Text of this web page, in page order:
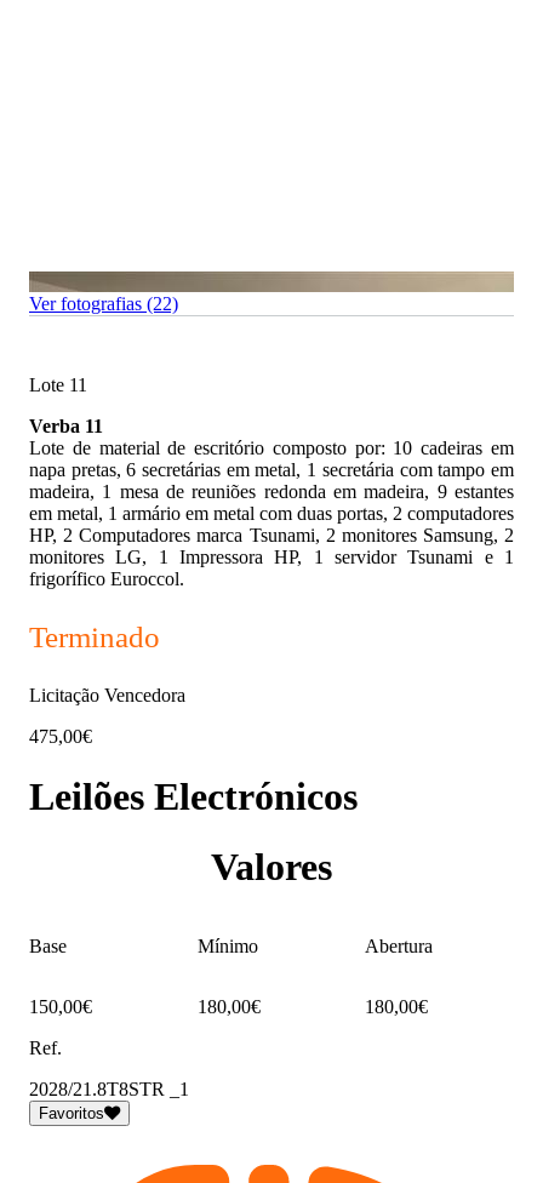
Ver fotografias (22)
Lote 11
Verba 11
Lote de material de escritório composto por: 10 cadeiras em
napa pretas, 6 secretárias em metal, 1 secretária com tampo em
madeira, 1 mesa de reuniões redonda em madeira, 9 estantes
em metal, 1 armário em metal com duas portas, 2 computadores
HP, 2 Computadores marca Tsunami, 2 monitores Samsung, 2
monitores LG, 1 Impressora HP, 1 servidor Tsunami e 1
frigorífico Euroccol.
Terminado
Licitação Vencedora
475,00€
Leilões Electrónicos
Valores
Base Mínimo Abertura
150,00€ 180,00€
180,00€
Ref.
2028/21.8T8STR _1
Favoritos